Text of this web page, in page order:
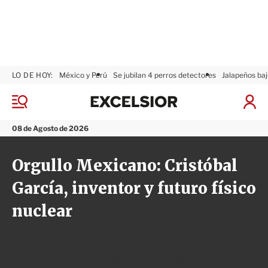
M
n
ú
08 de Agosto de 2026
LO DE HOY: México y Perú Se jubilan 4 perros detectores Jalapeños
I
S
e
x
l
i
o
r
Orgullo Mexicano: Cristóbal
García, inventor y futuro físico
nuclear